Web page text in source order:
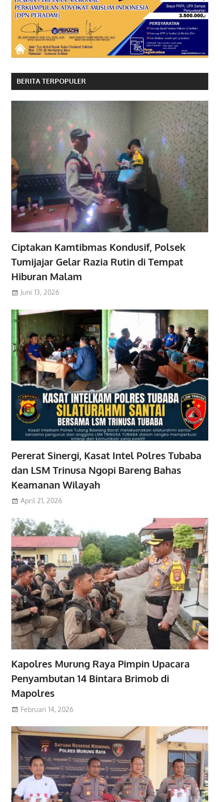
BERITA TERPOPULER
Ciptakan Kamtibmas Kondusif, Polsek
Tumijajar Gelar Razia Rutin di Tempat
Hiburan Malam
Juni 13, 2026
Pererat Sinergi, Kasat Intel Polres Tubaba
dan LSM Trinusa Ngopi Bareng Bahas
Keamanan Wilayah
April 21, 2026
Kapolres Murung Raya Pimpin Upacara
Penyambutan 14 Bintara Brimob di
Mapolres
Februari 14, 2026